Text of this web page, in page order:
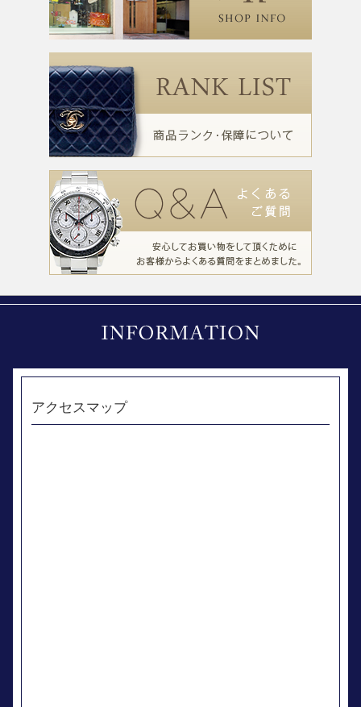
アクセスマップ